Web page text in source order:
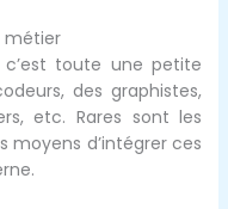
métier
toute une petite
des graphistes,
etc. Rares sont les
moyens d’intégrer ces